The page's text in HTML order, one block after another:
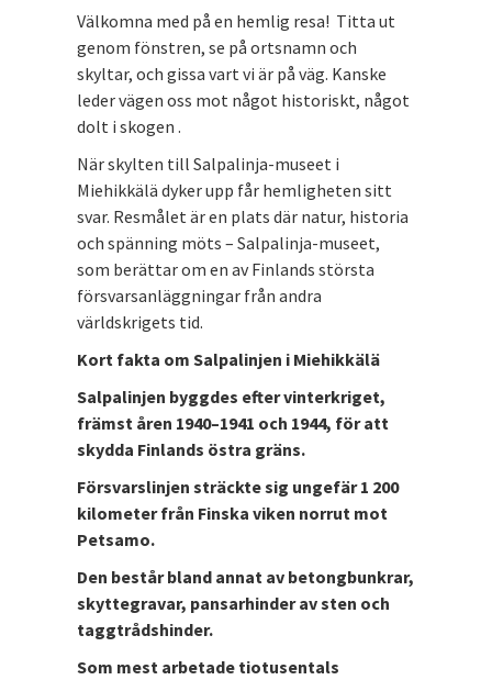
Välkomna med på en hemlig resa! Titta ut
genom fönstren, se på ortsnamn och
skyltar, och gissa vart vi är på väg. Kanske
leder vägen oss mot något historiskt, något
dolt i skogen .
När skylten till Salpalinja-museet i
Miehikkälä dyker upp får hemligheten sitt
svar. Resmålet är en plats där natur, historia
och spänning möts – Salpalinja-museet,
som berättar om en av Finlands största
försvarsanläggningar från andra
världskrigets tid.
Kort fakta om Salpalinjen i Miehikkälä
Salpalinjen byggdes efter vinterkriget,
främst åren 1940–1941 och 1944, för att
skydda Finlands östra gräns.
Försvarslinjen sträckte sig ungefär 1 200
kilometer från Finska viken norrut mot
Petsamo.
Den består bland annat av betongbunkrar,
skyttegravar, pansarhinder av sten och
taggtrådshinder.
Som mest arbetade tiotusentals